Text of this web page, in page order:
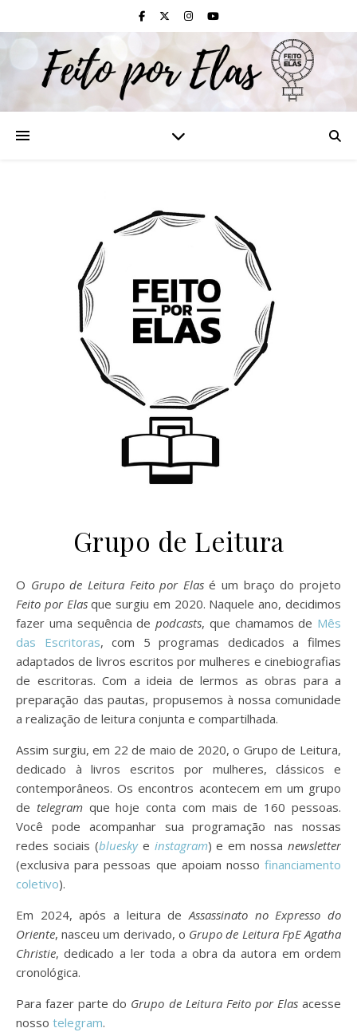
Grupo de Leitura
Grupo de Leitura Feito por Elasé um braço do projeto
Feito por Elasque surgiu em 2020. Naquele ano, decidimos
fazer uma sequência de podcasts, que chamamos de Mês
das Escritoras, com 5 programas dedicados a filmes
adaptados de livros escritos por mulheres e cinebiografias
de escritoras. Com a ideia de lermos as obras para a
preparação das pautas, propusemos à nossa comunidade
a realização de leitura conjunta e compartilhada.
Assim surgiu, em 22 de maio de 2020, o Grupo de Leitura,
dedicado à livros escritos por mulheres, clássicos e
contemporâneos. Os encontros acontecem em um grupo
de telegram que hoje conta com mais de 160 pessoas.
Você pode acompanhar sua programação nas nossas
redes sociais (bluesky e instagram) e em nossa newsletter
(exclusiva para pessoas que apoiam nosso financiamento
coletivo).
Em 2024, após a leitura deAssassinato no Expresso do
Oriente, nasceu um derivado, o Grupo de Leitura FpE Agatha
Christie, dedicado a ler toda a obra da autora em ordem
cronológica.
Para fazer parte do Grupo de Leitura Feito por Elasacesse
nosso telegram.